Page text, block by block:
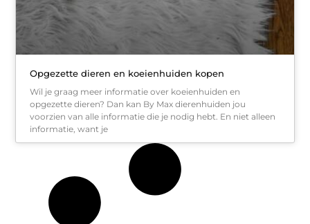
Opgezette dieren en koeienhuiden kopen
Wil je graag meer informatie over koeienhuiden en
opgezette dieren? Dan kan By Max dierenhuiden jou
voorzien van alle informatie die je nodig hebt. En niet alleen
informatie, want je